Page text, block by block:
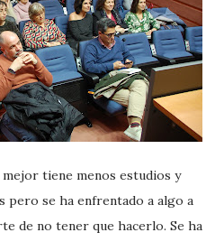
tiene menos estudios y
pero se ha enfrentado a algo a
de no tener que hacerlo. Se ha